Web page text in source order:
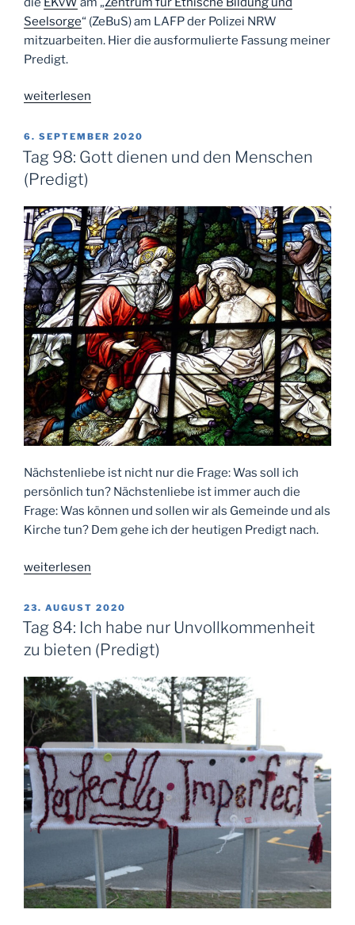
Seelsorge“ (ZeBuS) am LAFP der Polizei NRW
mitzuarbeiten. Hier die ausformulierte Fassung meiner
Predigt.
„Dem
nachjagen“
weiterlesen
VERÖFFENTLICHT
AM
6. SEPTEMBER 2020
Tag 98: Gott dienen und den Menschen
(Predigt)
Nächstenliebe ist nicht nur die Frage: Was soll ich
persönlich tun? Nächstenliebe ist immer auch die
Frage: Was können und sollen wir als Gemeinde und als
Kirche tun? Dem gehe ich der heutigen Predigt nach.
„Tag
Gott
dienen
Menschen
(Predigt)“
weiterlesen
VERÖFFENTLICHT
AM
23. AUGUST 2020
Tag 84: Ich habe nur Unvollkommenheit
zu bieten (Predigt)